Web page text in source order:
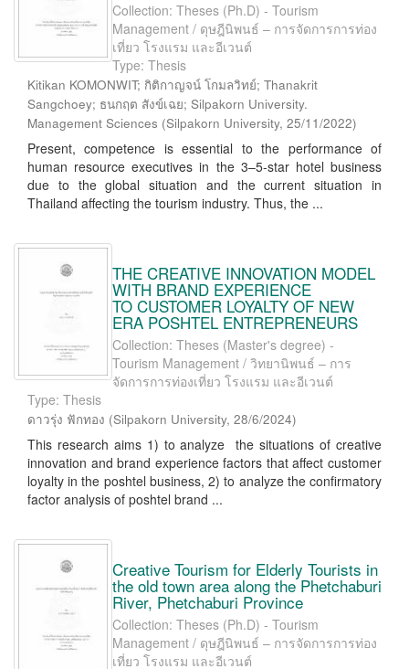
Collection: Theses (Ph.D) - Tourism
Management / ดุษฎีนิพนธ์ – การจัดการการท่อง
เที่ยว โรงแรม และอีเวนต์
Type: Thesis
Kitikan KOMONWIT; กิติกาญจน์ โกมลวิทย์; Thanakrit
Sangchoey; ธนกฤต สังข์เฉย; Silpakorn University.
Management Sciences (Silpakorn University, 25/11/2022)
Present, competence is essential to the performance of
human resource executives in the 3–5-star hotel business
due to the global situation and the current situation in
Thailand affecting the tourism industry. Thus, the ...
THE CREATIVE INNOVATION MODEL
WITH BRAND EXPERIENCE
TO CUSTOMER LOYALTY OF NEW
ERA POSHTEL ENTREPRENEURS
Collection: Theses (Master's degree) -
Tourism Management / วิทยานิพนธ์ – การ
จัดการการท่องเที่ยว โรงแรม และอีเวนต์
Type: Thesis
ดาวรุ่ง ฟักทอง (Silpakorn University, 28/6/2024)
This research aims 1) to analyze the situations of creative
innovation and brand experience factors that affect customer
loyalty in the poshtel business, 2) to analyze the confirmatory
factor analysis of poshtel brand ...
Creative Tourism for Elderly Tourists in
the old town area along the Phetchaburi
River, Phetchaburi Province
Collection: Theses (Ph.D) - Tourism
Management / ดุษฎีนิพนธ์ – การจัดการการท่อง
เที่ยว โรงแรม และอีเวนต์